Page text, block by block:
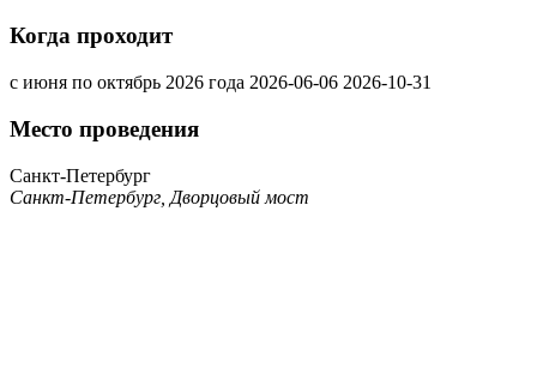
Когда проходит
с июня по октябрь 2026 года 2026-06-06 2026-10-31
Место проведения
Санкт-Петербург
Санкт-Петербург, Дворцовый мост